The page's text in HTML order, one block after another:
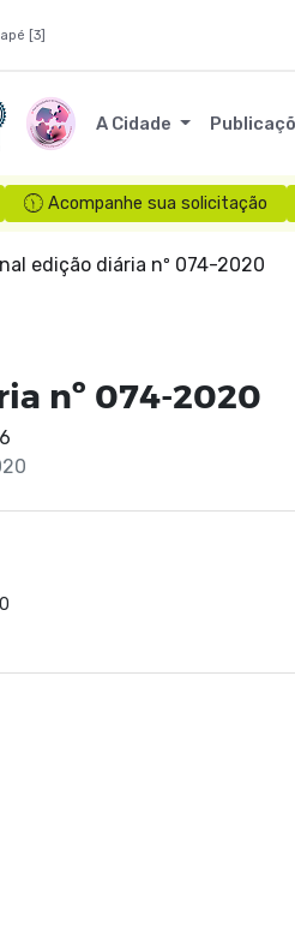
[3]
A Cidade
Acompanhe sua solicitação
edição diária nº 074-2020
nº 074-2020